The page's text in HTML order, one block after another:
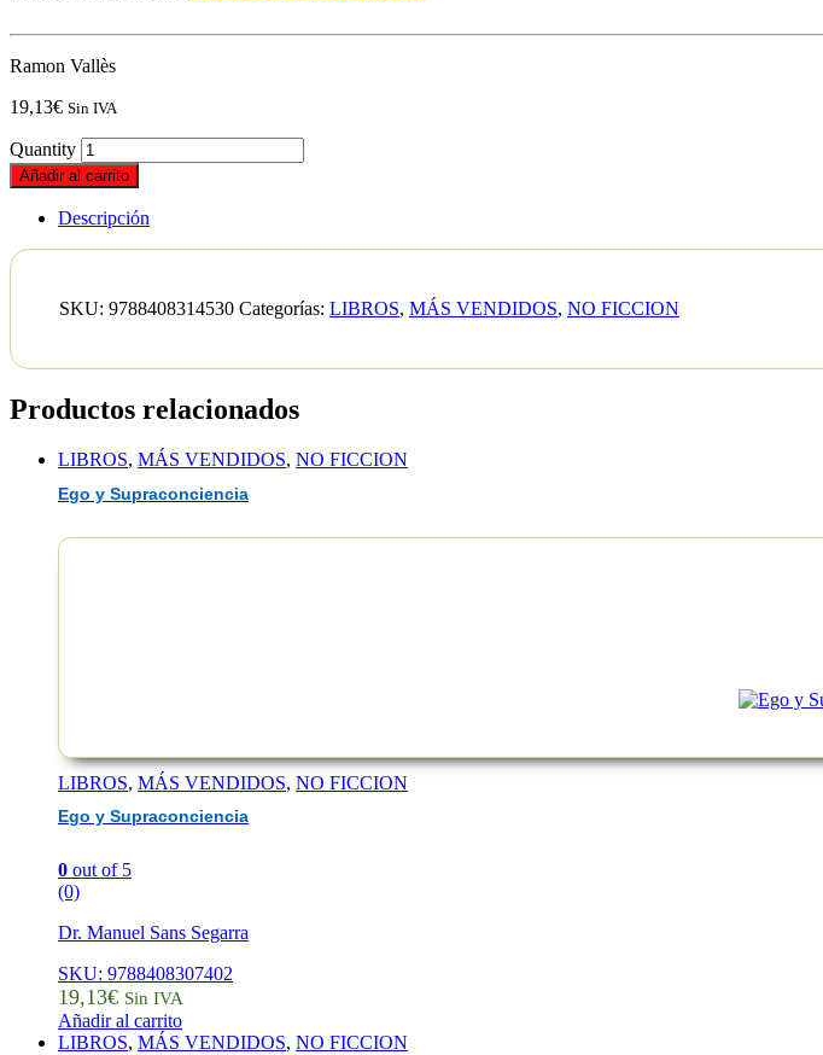
Ramon Vallès
19,13€ Sin IVA
Quantity
Añadir al carrito
Descripción
SKU: 9788408314530 Categorías: LIBROS, MÁS VENDIDOS, NO FICCION
Productos relacionados
LIBROS, MÁS VENDIDOS, NO FICCION
Ego y Supraconciencia
LIBROS, MÁS VENDIDOS, NO FICCION
Ego y Supraconciencia
0 out of 5
(0)
Dr. Manuel Sans Segarra
SKU: 9788408307402
19,13€ Sin IVA
Añadir al carrito
LIBROS, MÁS VENDIDOS, NO FICCION